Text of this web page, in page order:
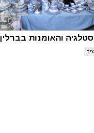
והאומנות בברלין